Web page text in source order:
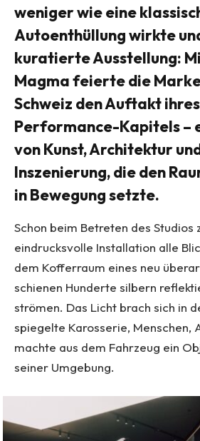
weniger wie eine
Autoenthüllung wirkte
kuratierte Ausstellung:
Magma feierte die
Schweiz den Auftakt ihres
Performance-Kapitels –
von Kunst, Architektur
Inszenierung, die den
in Bewegung setzte.
Schon beim Betreten des Studios
eindrucksvolle Installation alle
dem Kofferraum eines neu
schienen Hunderte silbern
strömen. Das Licht brach sich in
spiegelte Karosserie, Menschen,
machte aus dem Fahrzeug ein
seiner Umgebung.